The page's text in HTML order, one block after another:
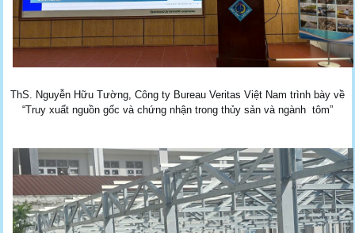
ThS. Nguyễn Hữu Tường, Công ty Bureau Veritas Việt Nam trình bày về
“Truy xuất nguồn gốc và chứng nhận trong thủy sản và ngành tôm”